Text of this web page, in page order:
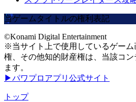
当ゲームタイトルの権利表記
©Konami Digital Entertainment
※当サイト上で使用しているゲー
権、その他知的財産権は、当該コ
ます。
▶パワプロアプリ公式サイト
トップ